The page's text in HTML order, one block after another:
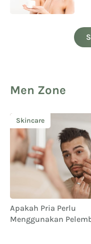
Men Zone
Skincare
Apakah Pria Perlu
Menggunakan